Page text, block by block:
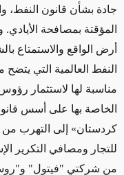
جادة بشأن قانون النفط،
المؤقتة بمصافحة
أرض الواقع والاستمتاع
النفط العالمية التي يتضح
مناسبة لها لاستثمار
الخاصة بها على أسس
كردستان» إلى التهرب من
للتجار ومصافي التكرير
من شركتي "فيتول"